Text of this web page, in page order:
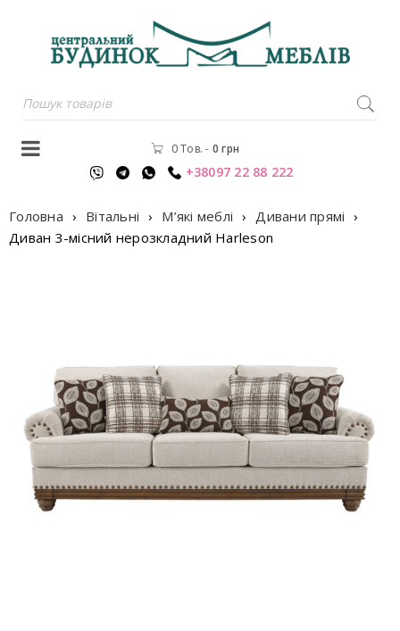
0 Тов. - 0грн
+38097 22 88 222
Головна › Вітальні › М’які меблі › Дивани прямі ›
Диван 3-мiсний нерозкладний Harleson